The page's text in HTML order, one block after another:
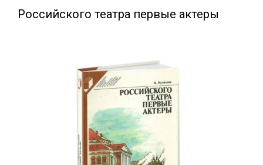
Российского театра первые актеры